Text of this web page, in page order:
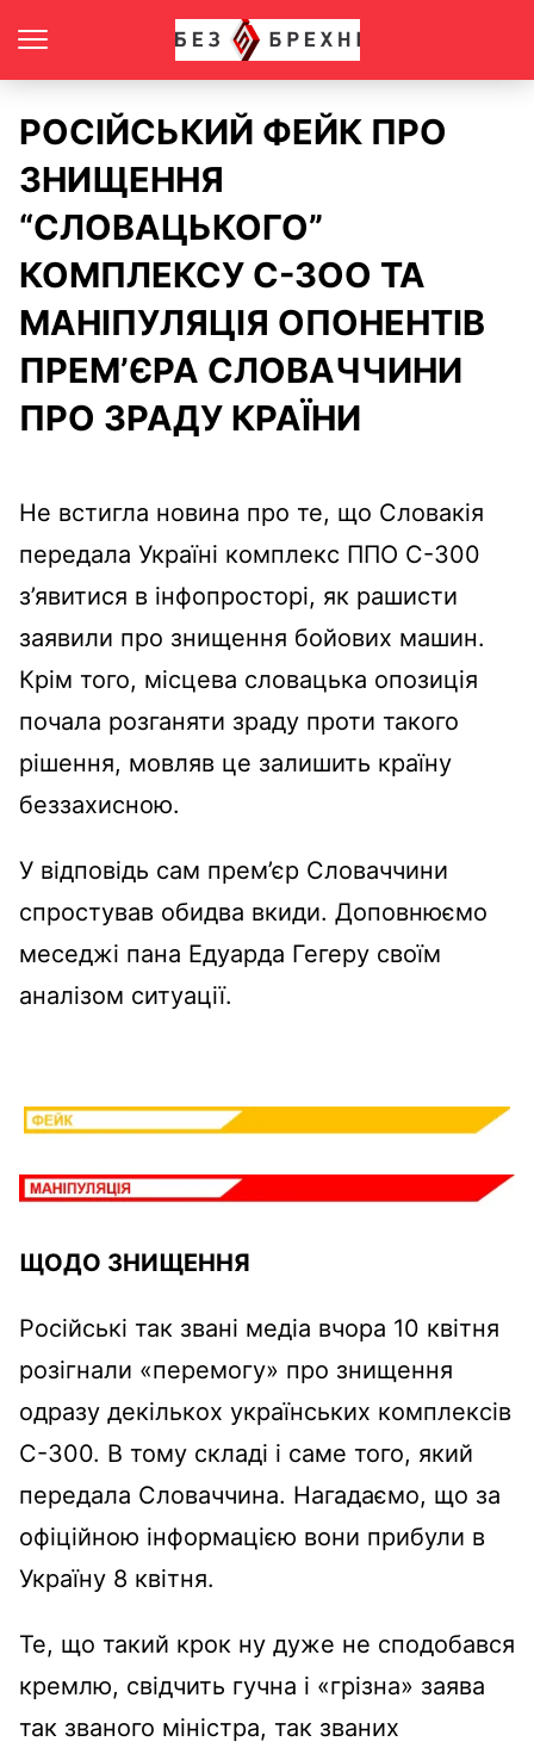
РОСІЙСЬКИЙ ФЕЙК ПРО
ЗНИЩЕННЯ
“СЛОВАЦЬКОГО”
КОМПЛЕКСУ С-ЗОО ТА
МАНІПУЛЯЦІЯ ОПОНЕНТІВ
ПРЕМ’ЄРА СЛОВАЧЧИНИ
ПРО ЗРАДУ КРАЇНИ
Не встигла новина про те, що Словакія
передала Україні комплекс ППО С-300
з’явитися в інфопросторі, як рашисти
заявили про знищення бойових машин.
Крім того, місцева словацька опозиція
почала розганяти зраду проти такого
рішення, мовляв це залишить країну
беззахисною.
У відповідь сам прем’єр Словаччини
спростував обидва вкиди. Доповнюємо
меседжі пана Едуарда Гегеру своїм
аналізом ситуації.
ЩОДО ЗНИЩЕННЯ
Російські так звані медіа вчора 10 квітня
розігнали «перемогу» про знищення
одразу декількох українських комплексів
С-300. В тому складі і саме того, який
передала Словаччина. Нагадаємо, що за
офіційною інформацією вони прибули в
Україну 8 квітня.
Те, що такий крок ну дуже не сподобався
кремлю, свідчить гучна і «грізна» заява
так званого міністра, так званих